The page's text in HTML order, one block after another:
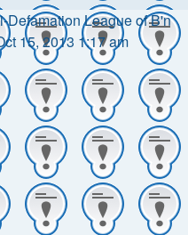
Defamation League of B'n
15, 2013 1:17 am